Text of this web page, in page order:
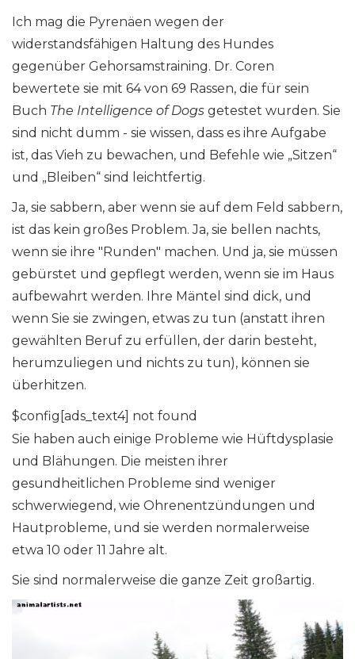
Ich mag die Pyrenäen wegen der
widerstandsfähigen Haltung des Hundes
gegenüber Gehorsamstraining. Dr. Coren
bewertete sie mit 64 von 69 Rassen, die für sein
Buch The Intelligence of Dogs getestet wurden. Sie
sind nicht dumm - sie wissen, dass es ihre Aufgabe
ist, das Vieh zu bewachen, und Befehle wie „Sitzen“
und „Bleiben“ sind leichtfertig.
Ja, sie sabbern, aber wenn sie auf dem Feld sabbern,
ist das kein großes Problem. Ja, sie bellen nachts,
wenn sie ihre "Runden" machen. Und ja, sie müssen
gebürstet und gepflegt werden, wenn sie im Haus
aufbewahrt werden. Ihre Mäntel sind dick, und
wenn Sie sie zwingen, etwas zu tun (anstatt ihren
gewählten Beruf zu erfüllen, der darin besteht,
herumzuliegen und nichts zu tun), können sie
überhitzen.
$config[ads_text4] not found
Sie haben auch einige Probleme wie Hüftdysplasie
und Blähungen. Die meisten ihrer
gesundheitlichen Probleme sind weniger
schwerwiegend, wie Ohrenentzündungen und
Hautprobleme, und sie werden normalerweise
etwa 10 oder 11 Jahre alt.
Sie sind normalerweise die ganze Zeit großartig.